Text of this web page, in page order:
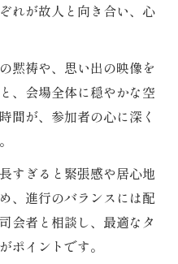
れが故人と向き合い、心
黙祷や、思い出の映像を
、会場全体に穏やかな空
間が、参加者の心に深く
すぎると緊張感や居心地
、進行のバランスには配
会者と相談し、最適なタ
ポイントです。